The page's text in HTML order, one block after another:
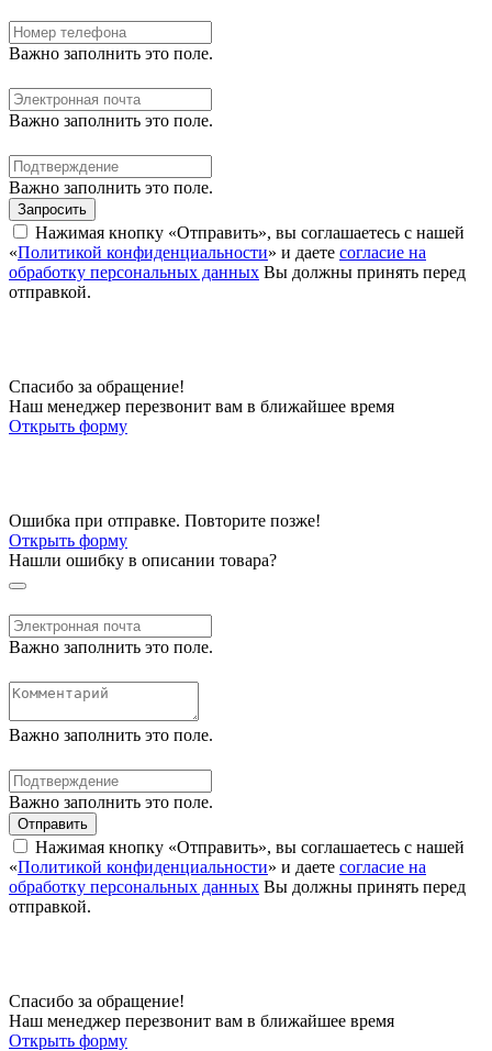
Важно заполнить это поле.
Важно заполнить это поле.
Важно заполнить это поле.
Запросить
Нажимая кнопку «Отправить», вы соглашаетесь с нашей
«Политикой конфиденциальности» и даете согласие на
обработку персональных данных Вы должны принять перед
отправкой.
Спасибо за обращение!
Наш менеджер перезвонит вам в ближайшее время
Открыть форму
Ошибка при отправке. Повторите позже!
Открыть форму
Нашли ошибку в описании товара?
Важно заполнить это поле.
Важно заполнить это поле.
Важно заполнить это поле.
Отправить
Нажимая кнопку «Отправить», вы соглашаетесь с нашей
«Политикой конфиденциальности» и даете согласие на
обработку персональных данных Вы должны принять перед
отправкой.
Спасибо за обращение!
Наш менеджер перезвонит вам в ближайшее время
Открыть форму